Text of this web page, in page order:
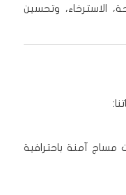
الاسترخاء، وتحسين
آمنة باحترافية